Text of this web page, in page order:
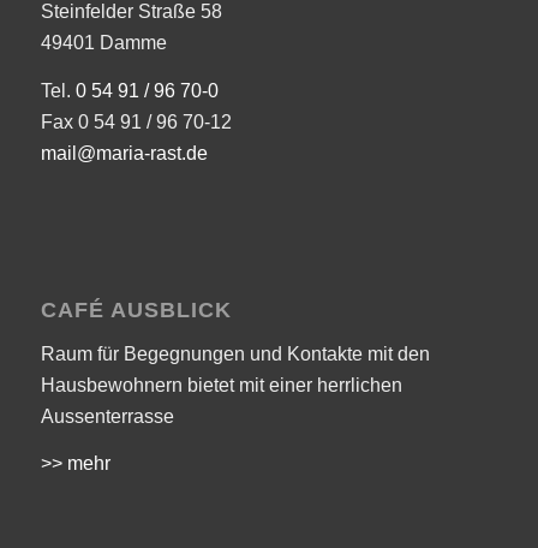
Steinfelder Straße 58
49401 Damme
Tel. 0 54 91 / 96 70-0
Fax 0 54 91 / 96 70-12
mail@maria-rast.de
CAFÉ AUSBLICK
Raum für Begegnungen und Kontakte mit den
Hausbewohnern bietet mit einer herrlichen
Aussenterrasse
>> mehr